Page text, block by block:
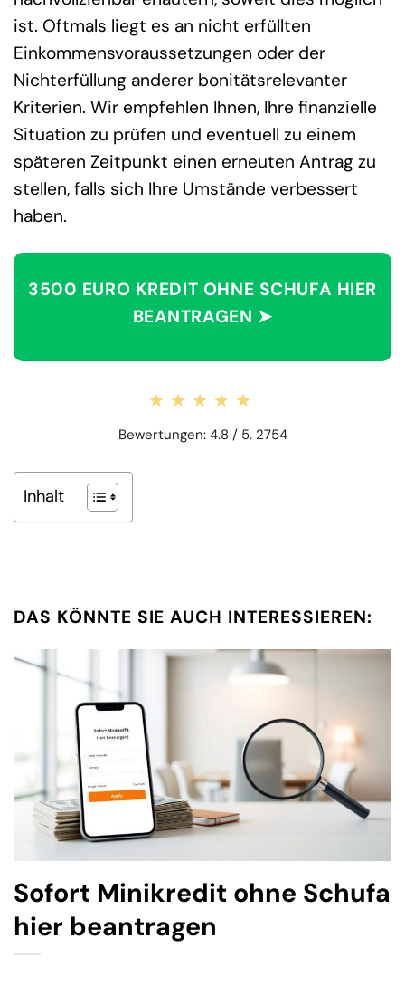
ist. Oftmals liegt es an nicht erfüllten
Einkommensvoraussetzungen oder der
Nichterfüllung anderer bonitätsrelevanter
Kriterien. Wir empfehlen Ihnen, Ihre finanzielle
Situation zu prüfen und eventuell zu einem
späteren Zeitpunkt einen erneuten Antrag zu
stellen, falls sich Ihre Umstände verbessert
haben.
3500 EURO KREDIT OHNE SCHUFA HIER
BEANTRAGEN ➤
★★★★★
★★★★★
Bewertungen: 4.8 / 5. 2754
Inhalt
DAS KÖNNTE SIE AUCH INTERESSIEREN:
Sofort Minikredit ohne Schufa
hier beantragen